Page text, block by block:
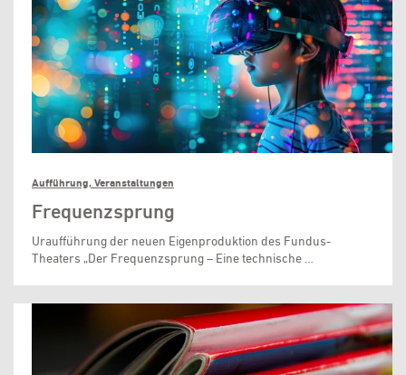
Aufführung, Veranstaltungen
Frequenzsprung
Uraufführung der neuen Eigenproduktion des Fundus-
Theaters „Der Frequenzsprung – Eine technische …